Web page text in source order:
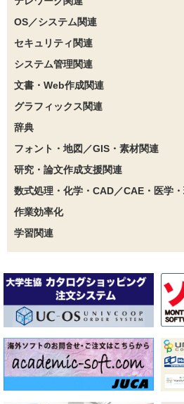
OS／システム関連
セキュリティ関連
システム管理関連
文書・Web作成関連
グラフィックス関連
辞典
フォント・地図／GIS・素材関連
研究・論文作成支援関連
数式処理・化学・CAD／CAE・医学
作業効率化
学習関連